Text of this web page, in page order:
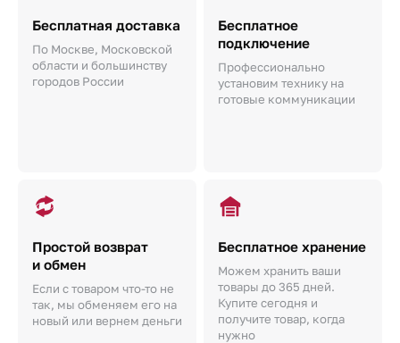
Бесплатная доставка
По Москве, Московской
области и большинству
городов России
Бесплатное
подключение
Профессионально
установим технику на
готовые коммуникации
Простой возврат
и обмен
Если с товаром что-то не
так, мы обменяем его на
новый или вернем деньги
Бесплатное хранение
Можем хранить ваши
товары до 365 дней.
Купите сегодня и
получите товар, когда
нужно